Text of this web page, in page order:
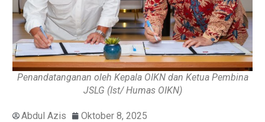
Penandatanganan oleh Kepala OIKN dan Ketua Pembina
JSLG (Ist/ Humas OIKN)
Abdul Azis Oktober 8, 2025